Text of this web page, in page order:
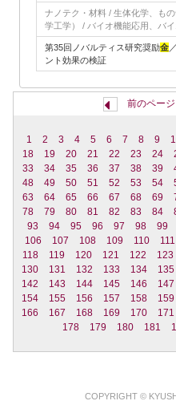
ナノテク・材料 / 生体化学、も
学工学） / バイオ機能応用、バ
第35回ノバルティス研究奨励金
ント効果の検証
前のページ
1 2 3 4 5 6 7 8 9
18
19 20 21 22 23 24
33
34 35 36 37 38 39
48
49 50 51 52 53 54
63
64 65 66 67 68 69
78
79 80 81 82 83 84
93
94 95 96 97 98 99
106
107 108 109 110 111
118
119 120 121 122 123
130
131 132 133 134 135
142
143 144 145 146 147
154
155 156 157 158 159
166
167 168 169 170 171
178
179 180 181
COPYRIGHT ©